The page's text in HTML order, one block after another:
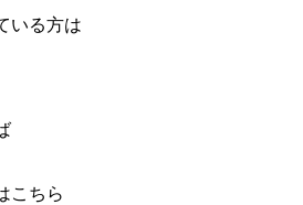
いる方は
こちら